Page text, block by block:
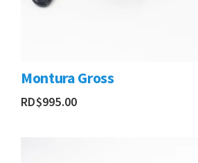
Montura Gross
RD$995.00